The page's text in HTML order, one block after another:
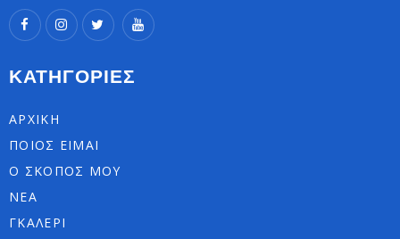
ΚΑΤΗΓΟΡΙΕΣ
ΑΡΧΙΚΗ
ΠΟΙΟΣ ΕΙΜΑΙ
Ο ΣΚΟΠΟΣ ΜΟΥ
ΝΕΑ
ΓΚΑΛΕΡΙ